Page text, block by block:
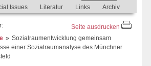
Issues Literatur Links Archiv
Seite ausdrucken
Sozialraumentwicklung gemeinsam
einer Sozialraumanalyse des Münchner